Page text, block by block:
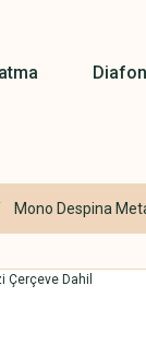
Mono Despina